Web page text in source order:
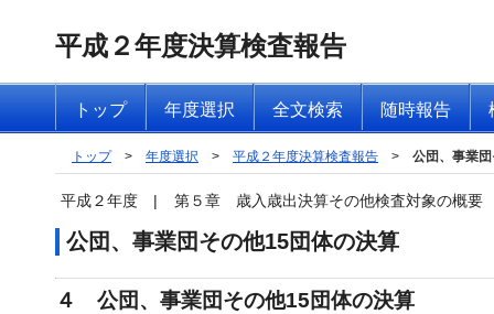
平成２年度決算検査報告
トップ 年度選択 全文検索 随時報告
トップ > 年度選択 > 平成２年度決算検査報告 > 公団、事業
平成２年度 | 第５章 歳入歳出決算その他検査対象の概要
公団、事業団その他15団体の決算
４ 公団、事業団その他15団体の決算